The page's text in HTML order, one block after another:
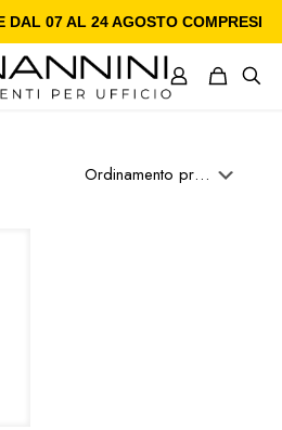
DAL 07 AL 24 AGOSTO COMPRESI